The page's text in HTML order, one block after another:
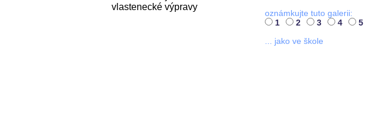
oznámkujte tuto galerii:
1
2 3 4
5
... jako ve škole